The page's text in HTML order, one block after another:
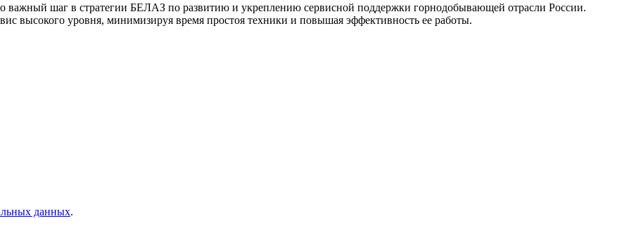
шаг в стратегии БЕЛАЗ по развитию и укреплению сервисной поддержки горнодобывающей отрасли России.
высокого уровня, минимизируя время простоя техники и повышая эффективность ее работы.
данных.